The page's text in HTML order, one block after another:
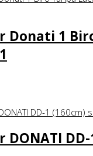
Donati 1
DONATI